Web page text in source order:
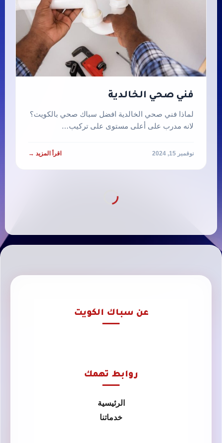
فني صحي الخالدية
لماذا فني صحي الخالدية افضل سباك صحي بالكويت؟
لانه مدرب على أعلى مستوى على تركيب…
نوفمبر 15, 2024 اقرأ المزيد →
عن سباك الكويت
روابط تهمك
الرئيسية
خدماتنا